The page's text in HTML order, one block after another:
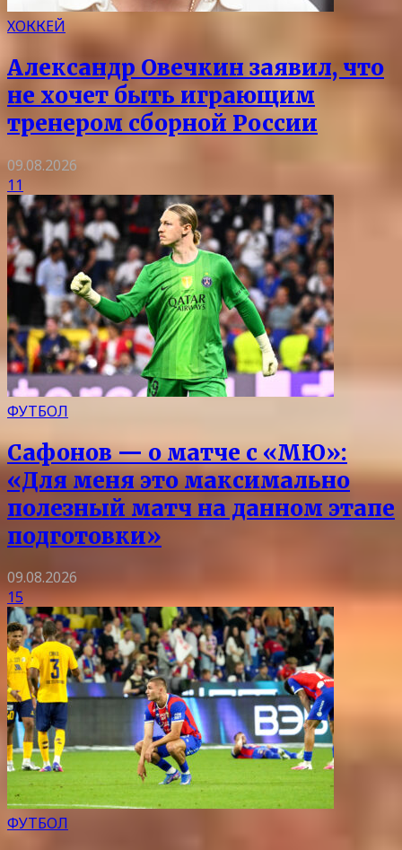
ХОККЕЙ
Александр Овечкин заявил, что
не хочет быть играющим
тренером сборной России
09.08.2026
11
ФУТБОЛ
Сафонов — о матче с «МЮ»:
«Для меня это максимально
полезный матч на данном этапе
подготовки»
09.08.2026
15
ФУТБОЛ